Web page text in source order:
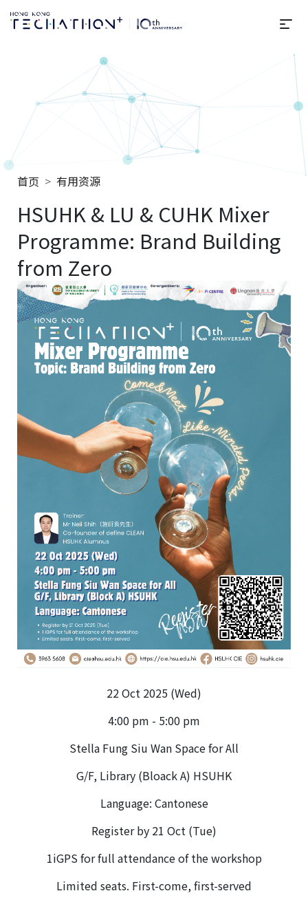
选
Techathon+ 2025
首页 有用资源
HSUHK & LU & CUHK Mixer
Programme: Brand Building
from Zero
22 Oct 2025 (Wed)
4:00 pm - 5:00 pm
Stella Fung Siu Wan Space for All
G/F, Library (Bloack A) HSUHK
Language: Cantonese
Register by 21 Oct (Tue)
1iGPS for full attendance of the workshop
Limited seats. First-come, first-served